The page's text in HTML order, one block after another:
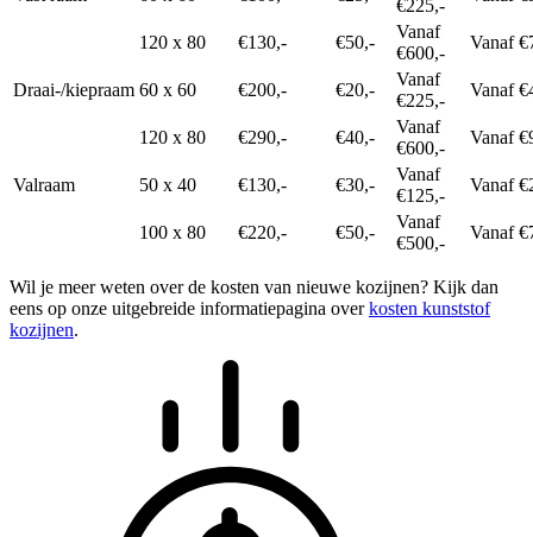
€225,-
120 x 80 €130,- €50,-
Vanaf
€600,-
Vanaf
Draai-/kiepraam 60 x 60 €200,- €20,-
Vanaf
€225,-
Vanaf
120 x 80 €290,- €40,-
Vanaf
€600,-
Vanaf
Valraam 50 x 40 €130,- €30,-
Vanaf
€125,-
Vanaf
100 x 80 €220,- €50,-
Vanaf
€500,-
Vanaf
Wil je meer weten over de kosten van nieuwe kozijnen? Kijk dan
eens op onze uitgebreide informatiepagina overkosten kunststof
kozijnen.